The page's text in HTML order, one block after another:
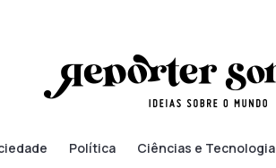
Política Ciências e Tecnologia